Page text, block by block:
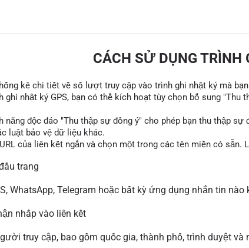
CÁCH SỬ DỤNG
kê chi tiết về số lượt truy cập vào trình ghi nhật ký mà
nhật ký GPS, bạn có thể kích hoạt tùy chọn bổ sung
năng độc đáo "Thu thập sự đồng ý" cho phép bạn thu thập
luật bảo vệ dữ liệu khác.
của liên kết ngắn và chọn một trong các tên miền có sẵn.
trang
WhatsApp, Telegram hoặc bất kỳ ứng dụng nhắn tin nào
nhấp vào liên kết
truy cập, bao gồm quốc gia, thành phố, trình duyệt và